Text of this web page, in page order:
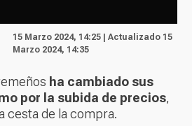
15 Marzo 2024, 14:25 | Actualizado 15
Marzo 2024, 14:35
ha cambiado sus
por la subida de precios,
cesta de la compra.